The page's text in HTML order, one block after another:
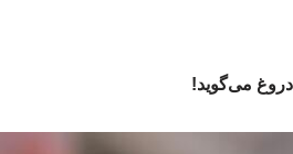
دروغ می‌گوید!